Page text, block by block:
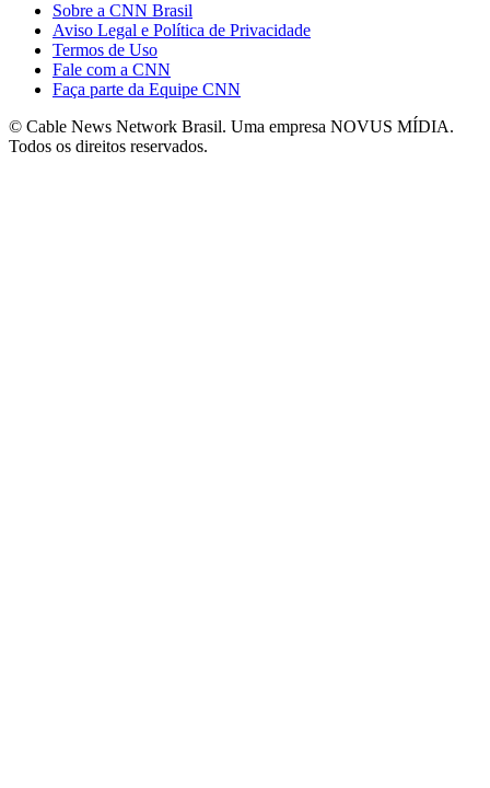
Sobre a CNN Brasil
Aviso Legal e Política de Privacidade
Termos de Uso
Fale com a CNN
Faça parte da Equipe CNN
© Cable News Network Brasil. Uma empresa NOVUS MÍDIA.
Todos os direitos reservados.